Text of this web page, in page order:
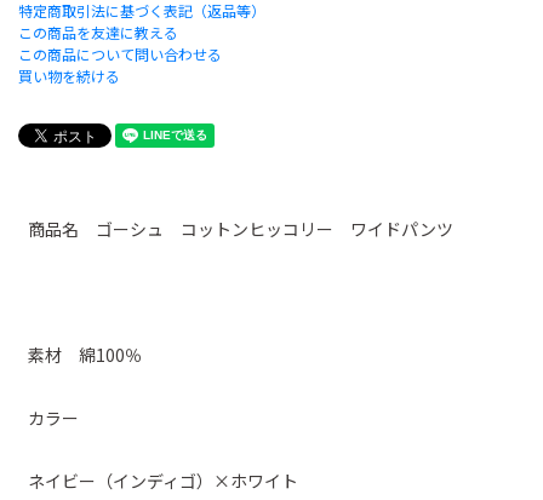
特定商取引法に基づく表記（返品等）
この商品を友達に教える
この商品について問い合わせる
買い物を続ける
商品名 ゴーシュ コットンヒッコリー ワイドパンツ
素材 綿100％
カラー
ネイビー（インディゴ）×ホワイト